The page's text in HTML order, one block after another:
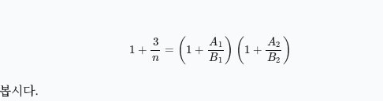
+3 1+ B1 )( +A 2
시다.